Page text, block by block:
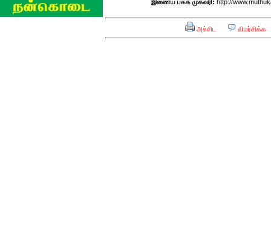
இணைய பக்க முகவரி: http://
அச்சிட விமர்சிக்க